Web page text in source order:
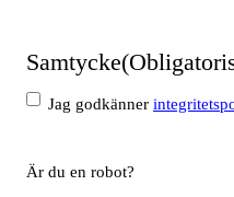
Samtycke
Jag godkänner
Är du en robot?